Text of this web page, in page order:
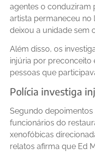
agentes o conduziram
artista permaneceu no
deixou a unidade sem
Além disso, os
injúria por
pessoas que
Polícia investiga
Segundo
funcionários do
xenofóbicas
relatos afirma que Ed